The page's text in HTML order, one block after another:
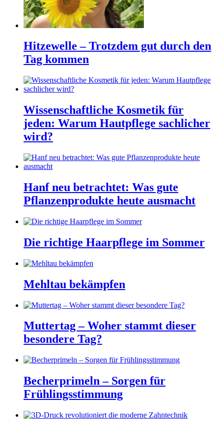
Hitzewelle – Trotzdem gut durch den
Tag kommen
Wissenschaftliche Kosmetik für
jeden: Warum Hautpflege sachlicher
wird?
Hanf neu betrachtet: Was gute
Pflanzenprodukte heute ausmacht
Die richtige Haarpflege im Sommer
Mehltau bekämpfen
Muttertag – Woher stammt dieser
besondere Tag?
Becherprimeln – Sorgen für
Frühlingsstimmung